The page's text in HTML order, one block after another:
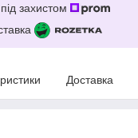
захистом
Доставка